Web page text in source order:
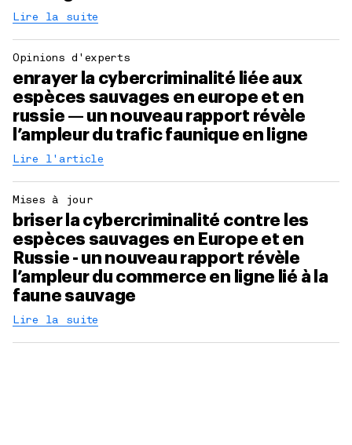
Lire la suite
Opinions d'experts
enrayer la cybercriminalité liée aux
espèces sauvages en europe et en
russie — un nouveau rapport révèle
l’ampleur du trafic faunique en ligne
Lire l'article
Mises à jour
briser la cybercriminalité contre les
espèces sauvages en Europe et en
Russie - un nouveau rapport révèle
l’ampleur du commerce en ligne lié à la
faune sauvage
Lire la suite